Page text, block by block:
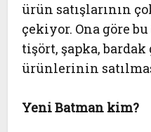
ürün satışlarının
çekiyor. Ona göre
tişört, şapka,
ürünlerinin
Yeni Batman kim?